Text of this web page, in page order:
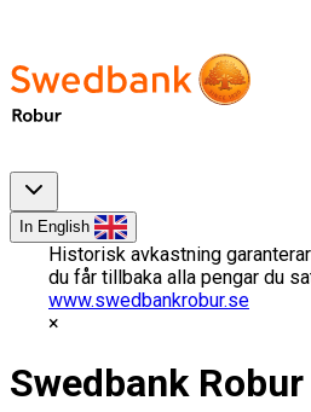
In English
Historisk avkastning
du får tillbaka alla pengar du
www.swedbankrobur.se
Swedbank